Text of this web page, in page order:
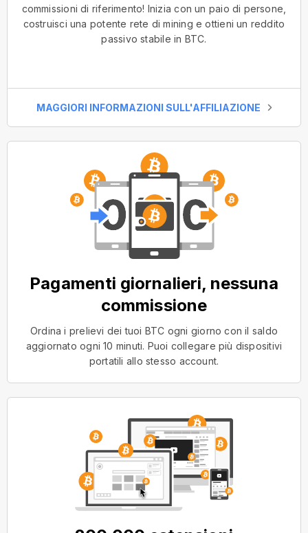
commissioni di riferimento! Inizia con un paio di persone,
costruisci una potente rete di mining e ottieni un reddito
passivo stabile in BTC.
MAGGIORI INFORMAZIONI SULL'AFFILIAZIONE
Pagamenti giornalieri, nessuna
commissione
Ordina i prelievi dei tuoi BTC ogni giorno con il saldo
aggiornato ogni 10 minuti. Puoi collegare più dispositivi
portatili allo stesso account.